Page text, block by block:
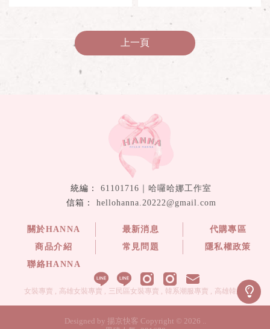
上一頁
61101716｜哈囉哈娜工作室
hellohanna.20222@gmail.com
關於HANNA 最新消息
代購專區
商品介紹
常見問題
隱私權政策
聯絡HANNA
女裝專賣 高雄女裝專賣 三民區女裝專賣 韓系潮服專賣 高雄韓系潮服
Designed by 揚京快客 Copyright © 2026